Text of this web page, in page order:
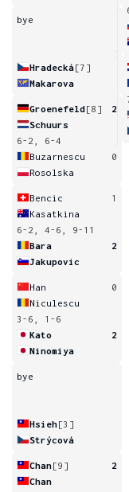
bye
Hradecká[7]
Makarova
Groenefeld[8]
2
Schuurs
6-2, 6-4
Buzarnescu
0
Rosolska
Bencic
1
Kasatkina
6-2, 4-6, 9-11
Bara
2
Jakupovic
Han
0
Niculescu
3-6, 1-6
Kato
2
Ninomiya
bye
Hsieh[3]
Strýcová
Chan[9]
2
Chan